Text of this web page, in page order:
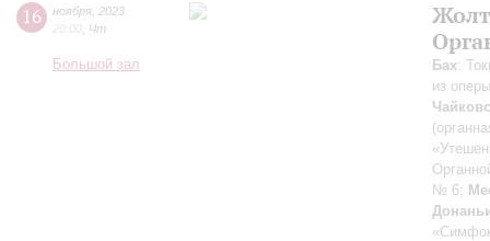
16 ноября 2023
20:00 Чт
Большой зал Бах:
из
№ 6;